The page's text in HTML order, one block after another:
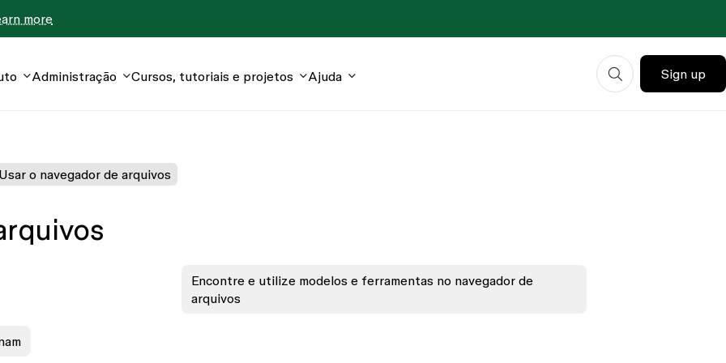
more
Administração Cursos, tutoriais e projetos Ajuda Sign up
o navegador de arquivos
Encontre e utilize modelos e ferramentas no navegador de
arquivos